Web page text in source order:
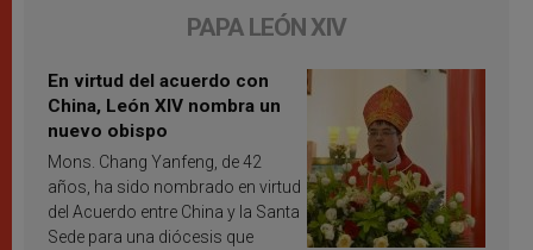
PAPA LEÓN XIV
En virtud del acuerdo con
China, León XIV nombra un
nuevo obispo
Mons. Chang Yanfeng, de 42
años, ha sido nombrado en virtud
del Acuerdo entre China y la Santa
Sede para una diócesis que